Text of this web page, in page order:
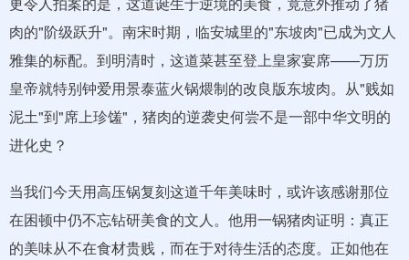
肉的"阶级跃升"。南宋时期，临安城里的"东坡肉"已成为文人
雅集的标配。到明清时，这道菜甚至登上皇家宴席——万历
皇帝就特别钟爱用景泰蓝火锅煨制的改良版东坡肉。从"贱如
泥土"到"席上珍馐"，猪肉的逆袭史何尝不是一部中华文明的
进化史？
当我们今天用高压锅复刻这道千年美味时，或许该感谢那位
在困顿中仍不忘钻研美食的文人。他用一锅猪肉证明：真正
的美味从不在食材贵贱，而在于对待生活的态度。正如他在